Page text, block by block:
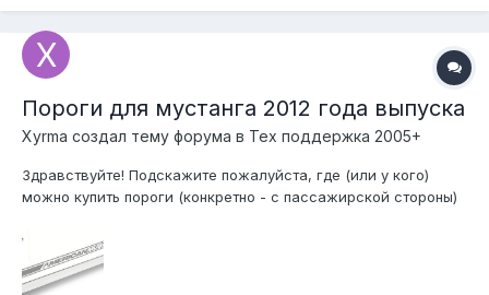
Пороги для мустанга 2012 года выпуска
Xyrma создал тему форума в Тех поддержка 2005+
Здравствуйте! Подскажите пожалуйста, где (или у кого)
можно купить пороги (конкретно - с пассажирской стороны)
как на фото, то есть ровный по всей длине, без всяких
рельефных штук, переходов, скосов, выемок и т.д.
Оказалось, они быва...